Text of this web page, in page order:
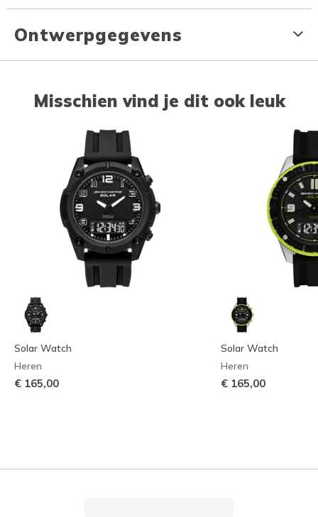
Ontwerpgegevens
Misschien vind je dit ook leuk
Solar Watch
Heren
€ 165,00
Solar Watch
Heren
€ 165,00